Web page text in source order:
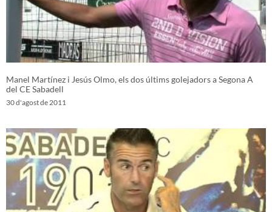
Manel Martínez i Jesús Olmo, els dos últims golejadors a Segona A
del CE Sabadell
30 d'agost de 2011